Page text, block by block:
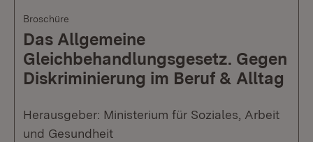
Broschüre
Das Allgemeine
Gleichbehandlungsgesetz. Gegen
Diskriminierung im Beruf & Alltag
Herausgeber: Ministerium für Soziales, Arbeit
und Gesundheit